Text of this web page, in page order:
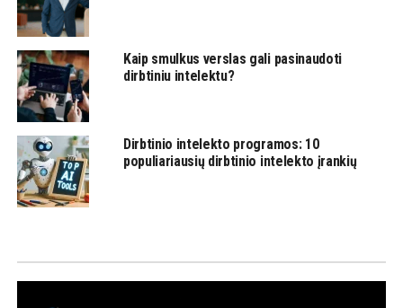
Kaip smulkus verslas gali pasinaudoti
dirbtiniu intelektu?
Dirbtinio intelekto programos: 10
populiariausių dirbtinio intelekto įrankių